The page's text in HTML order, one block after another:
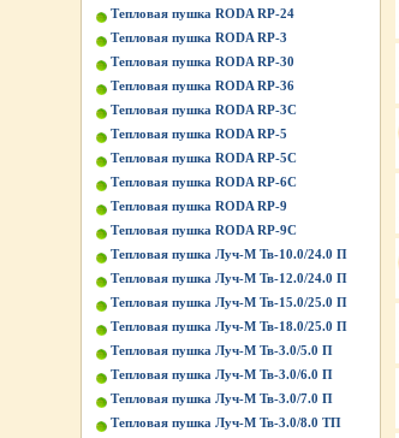
Тепловая пушка RODA RP-24
Тепловая пушка RODA RP-3
Тепловая пушка RODA RP-30
Тепловая пушка RODA RP-36
Тепловая пушка RODA RP-3C
Тепловая пушка RODA RP-5
Тепловая пушка RODA RP-5C
Тепловая пушка RODA RP-6C
Тепловая пушка RODA RP-9
Тепловая пушка RODA RP-9C
Тепловая пушка Луч-М Тв-10.0/24.0 П
Тепловая пушка Луч-М Тв-12.0/24.0 П
Тепловая пушка Луч-М Тв-15.0/25.0 П
Тепловая пушка Луч-М Тв-18.0/25.0 П
Тепловая пушка Луч-М Тв-3.0/5.0 П
Тепловая пушка Луч-М Тв-3.0/6.0 П
Тепловая пушка Луч-М Тв-3.0/7.0 П
Тепловая пушка Луч-М Тв-3.0/8.0 ТП